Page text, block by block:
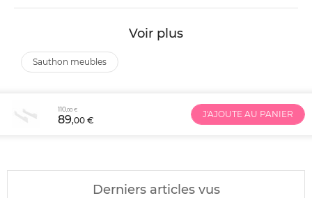
Voir plus
sauthon meubles
110,00 €
89,00 €
J'AJOUTE AU PANIER
Derniers articles vus